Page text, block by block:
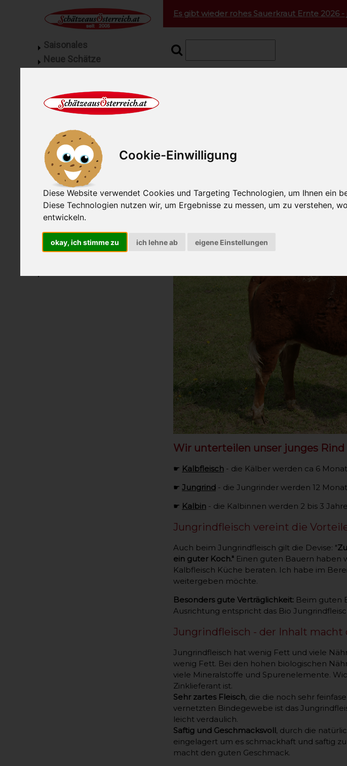
Cookie-Einwilligung
Diese Website verwendet Cookies und Targeting Technologien, um Ihnen ein
Diese Technologien nutzen wir, um Ergebnisse zu messen, um zu verstehen,
entwickeln.
okay, ich stimme zu ich lehne ab eigene Einstellungen
Saisonales
Neue Schätze
Geflügel vom Bauernhof
Fisch
Gourmetfleisch
Mangalitza Spezialitäten
Schinken
Wurst
Rohmilchbutter
Rohmilchkäse
Pralinen
Essen
Es gibt wieder rohes Sauerkraut Ernte 2026
Jungrindfleisch von Rindern ca 12 Monate
Rindern die auf dem Bauernhof in
Wir unterteilen unser junges
☛ Kalbfleisch - die Kälber werden ca 6
☛ Jungrind - die Jungrinder werden 12
☛ Kalbin - die Kalbinnen werden 2 bis 3
Jungrindfleisch vereint die
Auch beim Jungrindfleisch gilt die Devise: "
ein guter Koch." Einen guten Bauern haben
Kalbfleisch Küche beraten. Ich habe im
weitergeben möchte.
Besonders gute Verträglichkeit: Beim guten
Ausrichtung entspricht das Bio
Jungrindfleisch - der Inhalt macht
Jungrindfleisch hat wenig Fett und viele
wenig Fett. Bei den hohen biologischen
viele Mineralstoffe und Spurenelemente.
Zinklieferant ist.
Sehr zartes Fleisch, die die noch sehr
vernetzten Bindegewebe ist das
leicht verdaulich.
Saftig und Geschmacksvoll , durch die
eingelagert um es schmackhaft und saftig
macht den guten Geschmack.